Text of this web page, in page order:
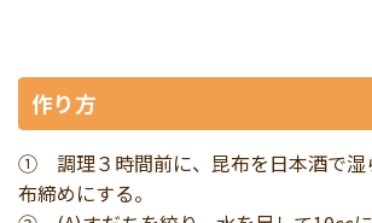
作り方
① 調理３時間前に、昆布を日本酒で湿
布締めにする。